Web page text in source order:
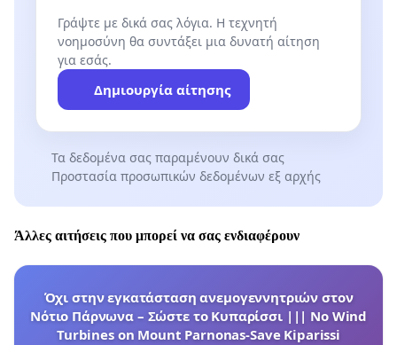
Γράψτε με δικά σας λόγια. Η τεχνητή
νοημοσύνη θα συντάξει μια δυνατή αίτηση
για εσάς.
Δημιουργία αίτησης
Τα δεδομένα σας παραμένουν δικά σας
Προστασία προσωπικών δεδομένων εξ αρχής
Άλλες αιτήσεις που μπορεί να σας ενδιαφέρουν
Όχι στην εγκατάσταση ανεμογεννητριών στον
Νότιο Πάρνωνα – Σώστε το Κυπαρίσσι ||| No Wind
Turbines on Mount Parnonas-Save Kiparissi